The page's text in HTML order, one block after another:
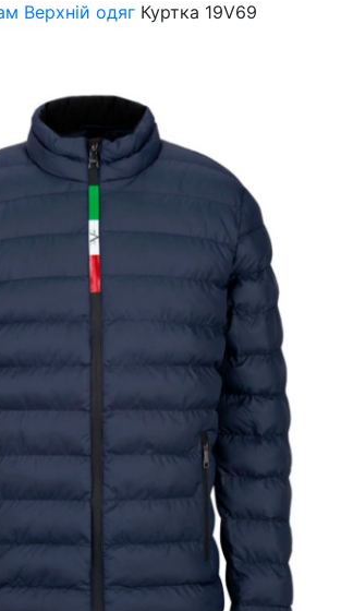
Верхній одяг Куртка 19V69